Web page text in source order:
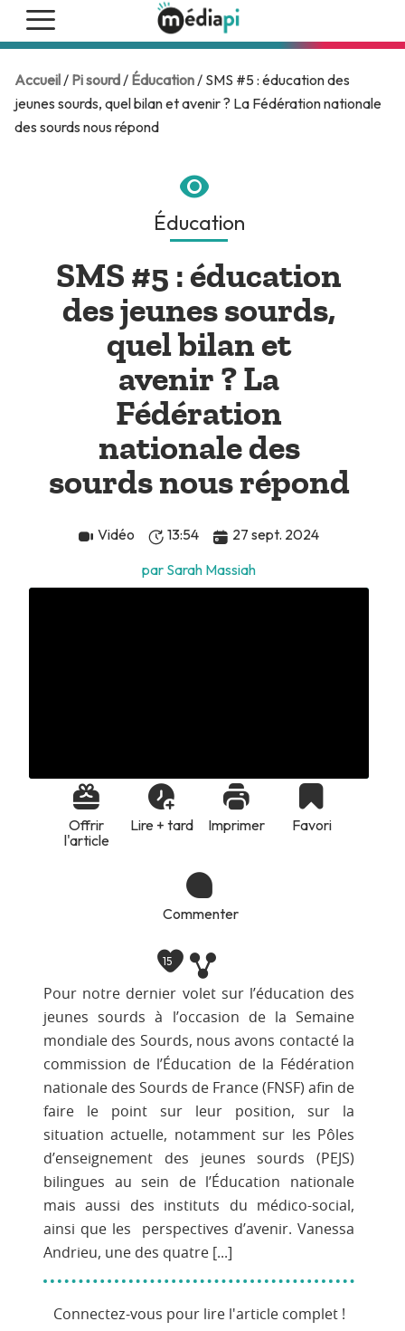
Accueil/ Pi sourd/ Éducation/ SMS #5 : éducation des
jeunes sourds, quel bilan et avenir ? La Fédération nationale
des sourds nous répond
Éducation
SMS #5 : éducation
des jeunes sourds,
quel bilan et
avenir ? La
Fédération
nationale des
sourds nous répond
Vidéo 13:54
27 sept. 2024
par Sarah Massiah
Offrir
l'article
Lire + tard Imprimer Favori
Commenter
15
Pour notre dernier volet sur l’éducation des
jeunes sourds à l’occasion de la Semaine
mondiale des Sourds, nous avons contacté la
commission de l’Éducation de la Fédération
nationale des Sourds de France (FNSF) afin de
faire le point sur leur position, sur la
situation actuelle, notamment sur les Pôles
d’enseignement des jeunes sourds (PEJS)
bilingues au sein de l’Éducation nationale
mais aussi des instituts du médico-social,
ainsi que les perspectives d’avenir. Vanessa
Andrieu, une des quatre [...]
Connectez-vous pour lire l'article complet !